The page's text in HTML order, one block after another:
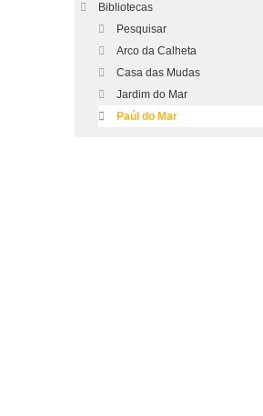
Bibliotecas
Pesquisar
Arco da Calheta
Casa das Mudas
Jardim do Mar
Paúl do Mar